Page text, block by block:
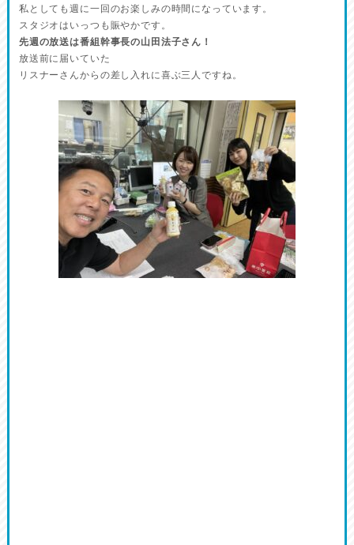
私としても週に一回のお楽しみの時間になっています。
スタジオはいっつも賑やかです。
先週の放送は番組幹事長の山田法子さん！
放送前に届いていた
リスナーさんからの差し入れに喜ぶ三人ですね。